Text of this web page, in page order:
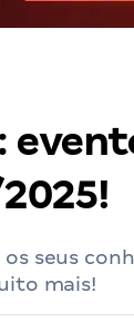
seus
mais!